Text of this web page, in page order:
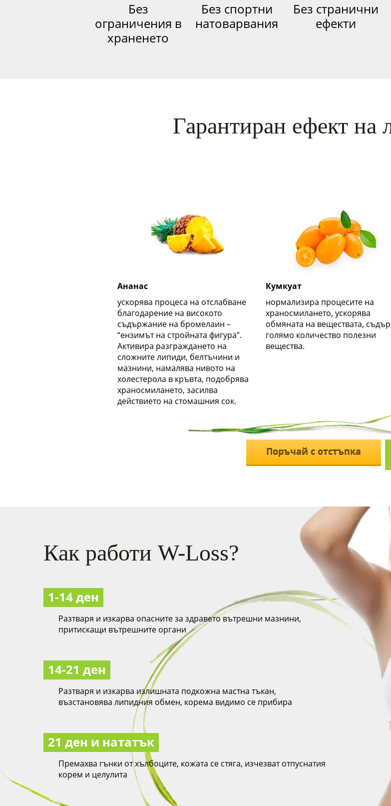
Без
ограничения в
храненето
Без спортни
натоварвания
Без странични
ефекти
Гарантиран ефект на
Ананас
ускорява процеса на отслабване
благодарение на високото
съдържание на бромелаин –
“ензимът на стройната фигура”.
Активира разграждането на
сложните липиди, белтъчини и
мазнини, намалява нивото на
холестерола в кръвта, подобрява
храносмилането, засилва
действието на стомашния сок.
Кумкуат
нормализира процесите на
храносмилането, ускорява
обмяната на веществата,
голямо количество полезни
вещества.
Поръчай с отстъпка
Как работи W-Loss?
1-14 ден
Разтваря и изкарва опасните за здравето вътрешни мазнини,
притискащи вътрешните органи
14-21 ден
Разтваря и изкарва излишната подкожна мастна тъкан,
възстановява липидния обмен, корема видимо се прибира
21 ден и нататък
Премахва гънки от хълбоците, кожата се стяга, изчезват отпуснатия
корем и целулита